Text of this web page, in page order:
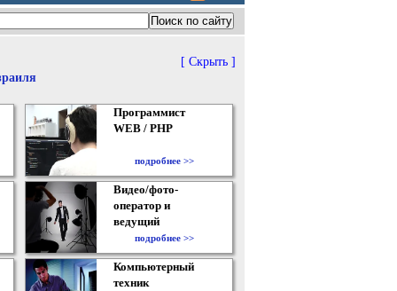
[ Скрыть ]
Программист
WEB / PHP
подробнее >>
Видео/фото-
оператор и
ведущий
подробнее >>
Компьютерный
техник